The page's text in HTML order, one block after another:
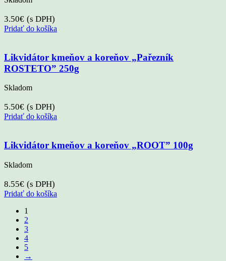
3.50€ (s DPH)
Pridať do košíka
Likvidátor kmeňov a koreňov „Pařezník
ROSTETO” 250g
Skladom
5.50€ (s DPH)
Pridať do košíka
Likvidátor kmeňov a koreňov „ROOT” 100g
Skladom
8.55€ (s DPH)
Pridať do košíka
1
2
3
4
5
→